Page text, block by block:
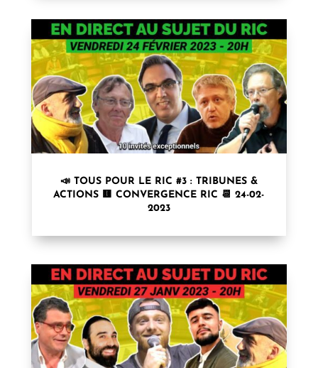
📣 TOUS POUR LE RIC #3 : TRIBUNES &
ACTIONS 🟨 CONVERGENCE RIC 📆 24-02-
2023